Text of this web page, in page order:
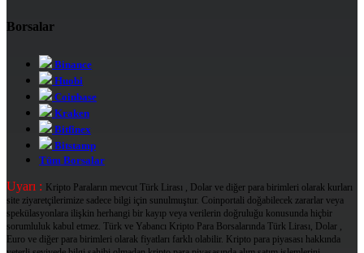
Borsalar
Binance
Huobi
Coinbase
Kraken
Bitfinex
Bitstamp
Tüm Borsalar
Uyarı : Kripto Paraların mevcut Türk Lirası , Dolar ve diğer para birimleri olarak kurları
site ziyaretçilerimize sadece bilgi için sunulmuştur. Coinportali doğabilecek zararlar veya
spekülasyonlara ilişkin herhangi bir kayıp veya verilerin doğruluğu konusunda hiçbir
sorumluluk kabul etmez. Türk ve Yabancı Kripto Para Borsalarında Türk Lirası, Dolar ,
Euro ve diğer para birimleri olarak fiyatları farklı olabilir. Kripto para piyasası hakkında